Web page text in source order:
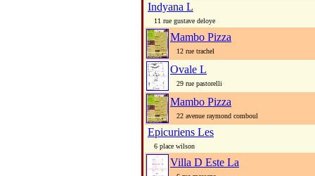
Indyana L
11 rue gustave deloye
Mambo Pizza
12 rue trachel
Ovale L
29 rue pastorelli
Mambo Pizza
22 avenue raymond comboul
Epicuriens Les
6 place wilson
Villa D Este La